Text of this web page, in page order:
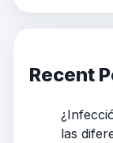
Recent
las